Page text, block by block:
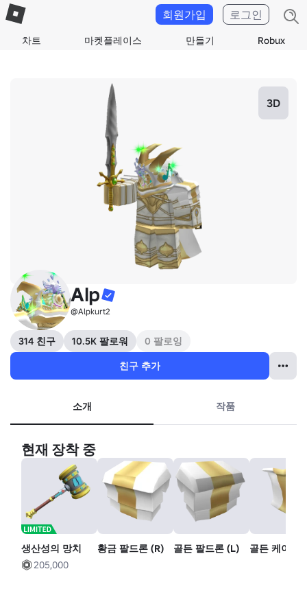
차트 마켓플레이스 만들기 Robux
회원가입 로그인
3D
Alp
@Alpkurt2
314 친구 10.5K 팔로워
0 팔로잉
친구 추가
소개 작품
현재 장착 중
생산성의 망치
205,000
황금 팔드론 (R) 골든 팔드론 (L) 골든 케이프